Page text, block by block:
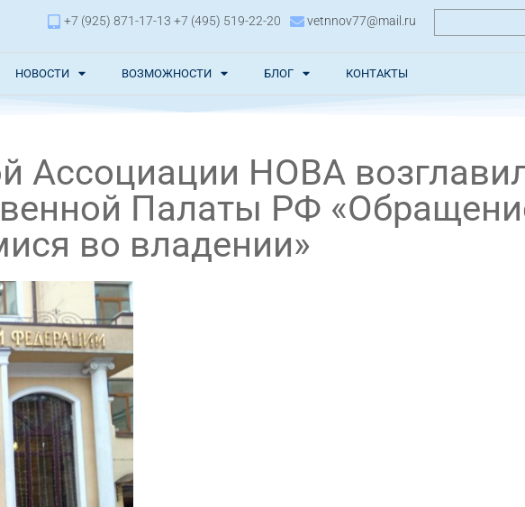
+7 (925) 871-17-13 +7 (495) 519-22-20 vetnnov77@mail.ru
НОВОСТИ ВОЗМОЖНОСТИ БЛОГ КОНТАКТЫ
Ассоциации НОВА
Палаты РФ
во владении»